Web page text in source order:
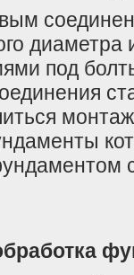
под